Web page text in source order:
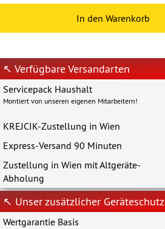
In den Warenkorb
↖ Verfügbare Versandarten
Servicepack Haushalt
Montiert von unseren eigenen Mitarbeitern!
KREJCIK-Zustellung in Wien
Express-Versand 90 Minuten
Zustellung in Wien mit Altgeräte-
Abholung
↖ Unser zusätzlicher Geräteschutz
Wertgarantie Basis